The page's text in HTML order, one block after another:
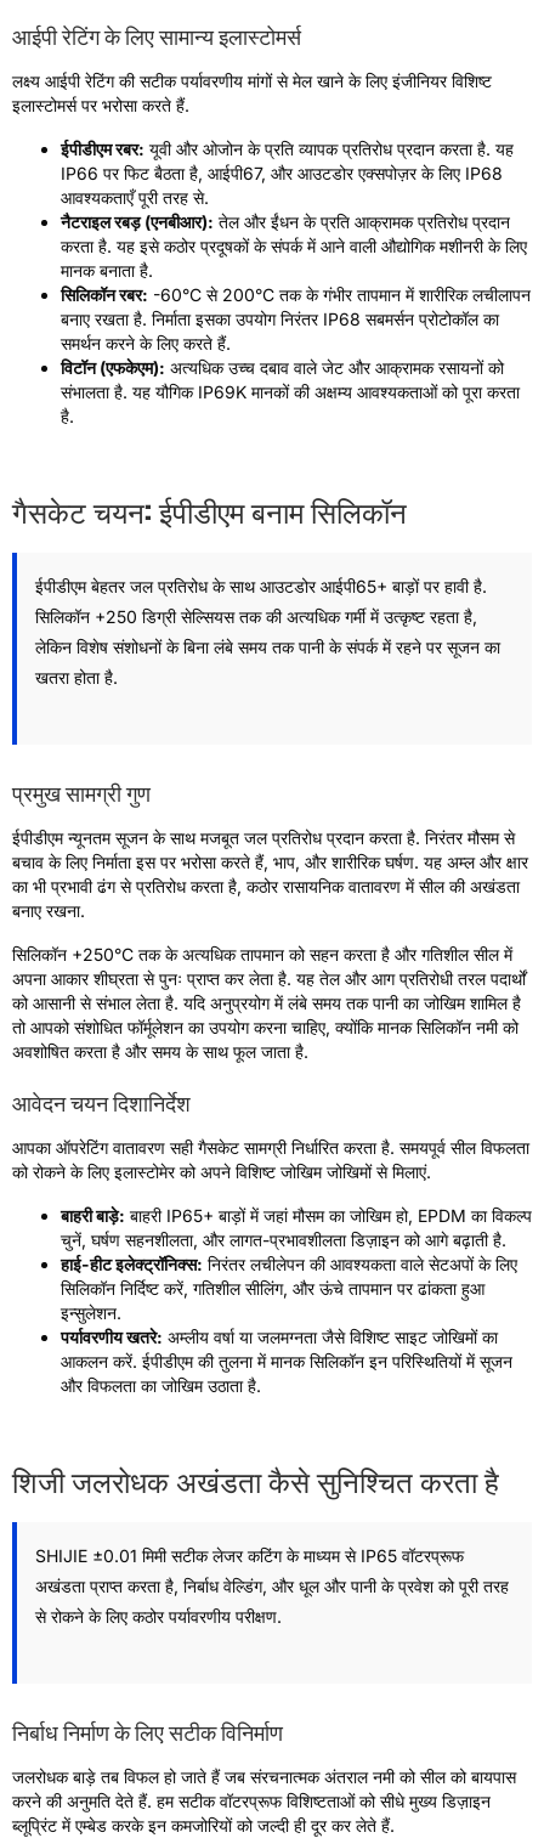
आईपी ​​रेटिंग के लिए सामान्य इलास्टोमर्स
लक्ष्य आईपी रेटिंग की सटीक पर्यावरणीय मांगों से मेल खाने के लिए इंजीनियर विशिष्ट
इलास्टोमर्स पर भरोसा करते हैं.
ईपीडीएम रबर: यूवी और ओजोन के प्रति व्यापक प्रतिरोध प्रदान करता है. यह
IP66 पर फिट बैठता है, आईपी67, और आउटडोर एक्सपोज़र के लिए IP68
आवश्यकताएँ पूरी तरह से.
नैटराइल रबड़ (एनबीआर): तेल और ईंधन के प्रति आक्रामक प्रतिरोध प्रदान
करता है. यह इसे कठोर प्रदूषकों के संपर्क में आने वाली औद्योगिक मशीनरी के लिए
मानक बनाता है.
सिलिकॉन रबर: -60°C से 200°C तक के गंभीर तापमान में शारीरिक लचीलापन
बनाए रखता है. निर्माता इसका उपयोग निरंतर IP68 सबमर्सन प्रोटोकॉल का
समर्थन करने के लिए करते हैं.
विटॉन (एफकेएम): अत्यधिक उच्च दबाव वाले जेट और आक्रामक रसायनों को
संभालता है. यह यौगिक IP69K मानकों की अक्षम्य आवश्यकताओं को पूरा करता
है.
गैसकेट चयन: ईपीडीएम बनाम सिलिकॉन
ईपीडीएम बेहतर जल प्रतिरोध के साथ आउटडोर आईपी65+ बाड़ों पर हावी है.
सिलिकॉन +250 डिग्री सेल्सियस तक की अत्यधिक गर्मी में उत्कृष्ट रहता है,
लेकिन विशेष संशोधनों के बिना लंबे समय तक पानी के संपर्क में रहने पर सूजन का
खतरा होता है.
प्रमुख सामग्री गुण
ईपीडीएम न्यूनतम सूजन के साथ मजबूत जल प्रतिरोध प्रदान करता है. निरंतर मौसम से
बचाव के लिए निर्माता इस पर भरोसा करते हैं, भाप, और शारीरिक घर्षण. यह अम्ल और क्षार
का भी प्रभावी ढंग से प्रतिरोध करता है, कठोर रासायनिक वातावरण में सील की अखंडता
बनाए रखना.
सिलिकॉन +250°C तक के अत्यधिक तापमान को सहन करता है और गतिशील सील में
अपना आकार शीघ्रता से पुनः प्राप्त कर लेता है. यह तेल और आग प्रतिरोधी तरल पदार्थों
को आसानी से संभाल लेता है. यदि अनुप्रयोग में लंबे समय तक पानी का जोखिम शामिल है
तो आपको संशोधित फॉर्मूलेशन का उपयोग करना चाहिए, क्योंकि मानक सिलिकॉन नमी को
अवशोषित करता है और समय के साथ फूल जाता है.
आवेदन चयन दिशानिर्देश
आपका ऑपरेटिंग वातावरण सही गैसकेट सामग्री निर्धारित करता है. समयपूर्व सील विफलता
को रोकने के लिए इलास्टोमेर को अपने विशिष्ट जोखिम जोखिमों से मिलाएं.
बाहरी बाड़े: बाहरी IP65+ बाड़ों में जहां मौसम का जोखिम हो, EPDM का विकल्प
चुनें, घर्षण सहनशीलता, और लागत-प्रभावशीलता डिज़ाइन को आगे बढ़ाती है.
हाई-हीट इलेक्ट्रॉनिक्स: निरंतर लचीलेपन की आवश्यकता वाले सेटअपों के लिए
सिलिकॉन निर्दिष्ट करें, गतिशील सीलिंग, और ऊंचे तापमान पर ढांकता हुआ
इन्सुलेशन.
पर्यावरणीय खतरे: अम्लीय वर्षा या जलमग्नता जैसे विशिष्ट साइट जोखिमों का
आकलन करें. ईपीडीएम की तुलना में मानक सिलिकॉन इन परिस्थितियों में सूजन
और विफलता का जोखिम उठाता है.
शिजी जलरोधक अखंडता कैसे सुनिश्चित करता है
SHIJIE ±0.01 मिमी सटीक लेजर कटिंग के माध्यम से IP65 वॉटरप्रूफ
अखंडता प्राप्त करता है, निर्बाध वेल्डिंग, और धूल और पानी के प्रवेश को पूरी तरह
से रोकने के लिए कठोर पर्यावरणीय परीक्षण.
निर्बाध निर्माण के लिए सटीक विनिर्माण
जलरोधक बाड़े तब विफल हो जाते हैं जब संरचनात्मक अंतराल नमी को सील को बायपास
करने की अनुमति देते हैं. हम सटीक वॉटरप्रूफ विशिष्टताओं को सीधे मुख्य डिज़ाइन
ब्लूप्रिंट में एम्बेड करके इन कमजोरियों को जल्दी ही दूर कर लेते हैं.